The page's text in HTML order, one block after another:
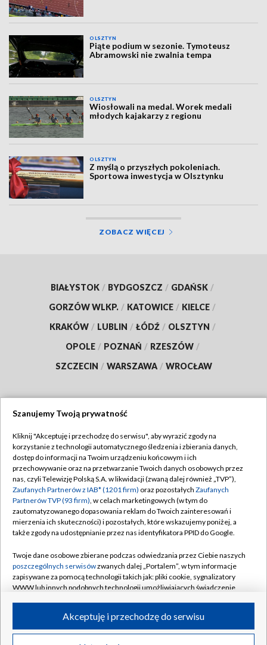
OLSZTYN
Piąte podium w sezonie. Tymoteusz
Abramowski nie zwalnia tempa
OLSZTYN
Wiosłowali na medal. Worek medali
młodych kajakarzy z regionu
OLSZTYN
Z myślą o przyszłych pokoleniach.
Sportowa inwestycja w Olsztynku
ZOBACZ WIĘCEJ
BIAŁYSTOK / BYDGOSZCZ / GDAŃSK /
GORZÓW WLKP. / KATOWICE / KIELCE /
KRAKÓW / LUBLIN / ŁÓDŹ / OLSZTYN /
OPOLE / POZNAŃ / RZESZÓW /
SZCZECIN / WARSZAWA / WROCŁAW
TVP
Abonament TVP
Emisja w TVP
Centrum informacji TVP
Naziemna Telewizja Cyfrowa
Rada Programowa
System NOS
Informacje o nadawcy
Program dla prasy
Regulamin TVP
Polityka prywatności
Moje zgody
Pomoc
Kontakt
Kanały
©2026 Telewizja Polska S.A. w likwidacji
Szanujemy Twoją prywatność
Kliknij "Akceptuję i przechodzę do serwisu", aby wyrazić zgody na
korzystanie z technologii automatycznego śledzenia i zbierania danych,
dostęp do informacji na Twoim urządzeniu końcowym i ich
przechowywanie oraz na przetwarzanie Twoich danych osobowych przez
nas, czyli Telewizję Polską S.A. w likwidacji (zwaną dalej również „TVP”),
Zaufanych Partnerów z IAB* (1201 firm) oraz pozostałych Zaufanych
Partnerów TVP (93 firm), w celach marketingowych (w tym do
zautomatyzowanego dopasowania reklam do Twoich zainteresowań i
mierzenia ich skuteczności) i pozostałych, które wskazujemy poniżej, a
także zgody na udostępnianie przez nas identyfikatora PPID do Google.
Twoje dane osobowe zbierane podczas odwiedzania przez Ciebie naszych
poszczególnych serwisówzwanych dalej „Portalem”, w tym informacje
zapisywane za pomocą technologii takich jak: pliki cookie, sygnalizatory
WWW lub innych podobnych technologii umożliwiających świadczenie
ruchu w Internecie.
Twoje dane osobowe zbierane podczas odwiedzania przez Ciebie
Akceptuję i przechodzę do serwisu